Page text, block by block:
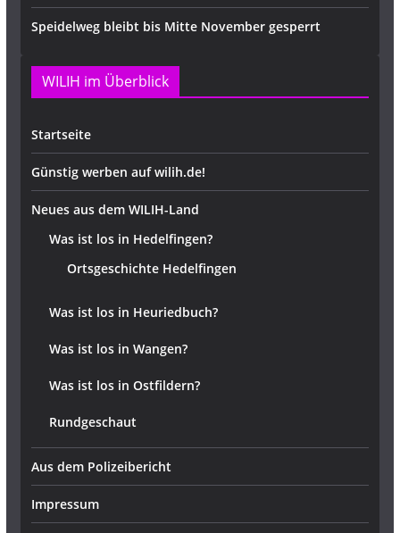
Speidelweg bleibt bis Mitte November gesperrt
WILIH im Überblick
Startseite
Günstig werben auf wilih.de!
Neues aus dem WILIH-Land
Was ist los in Hedelfingen?
Ortsgeschichte Hedelfingen
Was ist los in Heuriedbuch?
Was ist los in Wangen?
Was ist los in Ostfildern?
Rundgeschaut
Aus dem Polizeibericht
Impressum